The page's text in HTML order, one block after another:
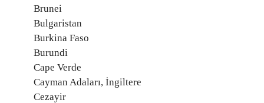
Brunei
Bulgaristan
Burkina Faso
Burundi
Cape Verde
Cayman Adaları, İngiltere
Cezayir